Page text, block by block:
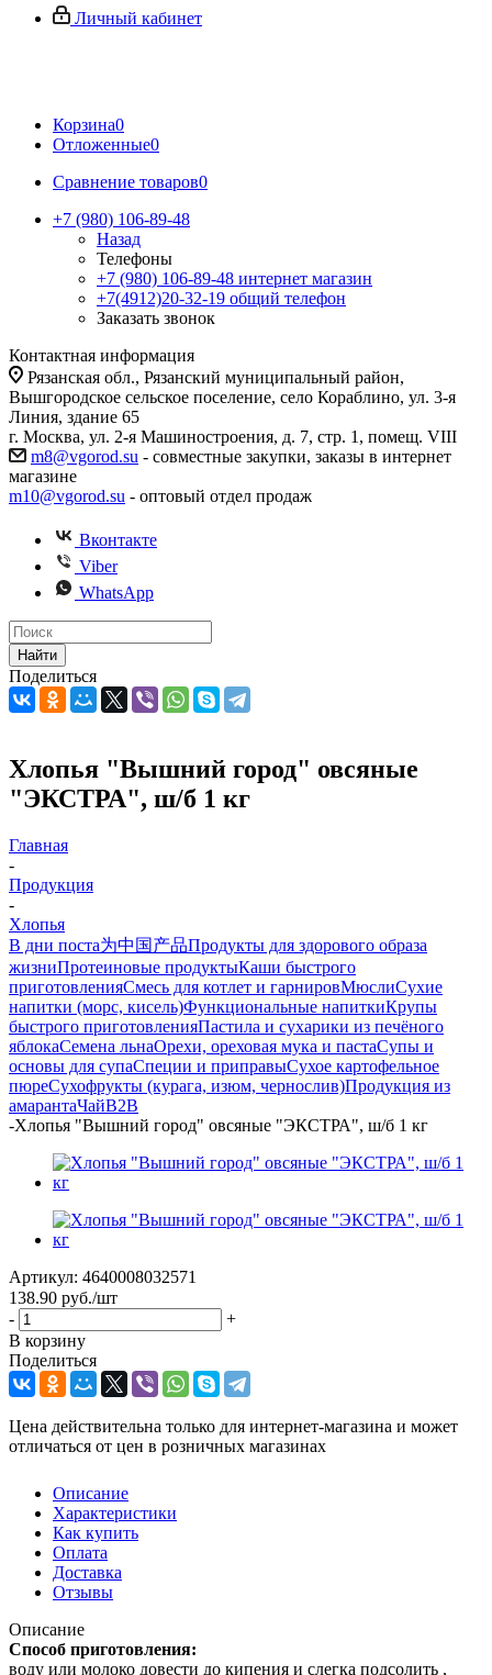
Личный кабинет
Корзина0
Отложенные0
Сравнение товаров0
+7 (980) 106-89-48
Назад
Телефоны
+7 (980) 106-89-48 интернет магазин
+7(4912)20-32-19 общий телефон
Заказать звонок
Контактная информация
Рязанская обл., Рязанский муниципальный район,
Вышгородское сельское поселение, село Кораблино, ул. 3-я
Линия, здание 65
г. Москва, ул. 2-я Машиностроения, д. 7, стр. 1, помещ. VIII
m8@vgorod.su - совместные закупки, заказы в интернет
магазине
m10@vgorod.su - оптовый отдел продаж
Вконтакте
Viber
WhatsApp
Найти
Поделиться
Хлопья "Вышний город" овсяные
"ЭКСТРА", ш/б 1 кг
Главная
-
Продукция
-
Хлопья
В дни поста为中国产品Продукты для здорового образа
жизниПротеиновые продуктыКаши быстрого
приготовленияСмесь для котлет и гарнировМюслиСухие
напитки (морс, кисель)Функциональные напиткиКрупы
быстрого приготовленияПастила и сухарики из печёного
яблокаСемена льнаОрехи, ореховая мука и пастаСупы и
основы для супаСпеции и приправыСухое картофельное
пюреСухофрукты (курага, изюм, чернослив)Продукция из
амарантаЧайB2B
-Хлопья "Вышний город" овсяные "ЭКСТРА", ш/б 1 кг
Артикул: 4640008032571
138.90 руб./шт
-
+
В корзину
Поделиться
Цена действительна только для интернет-магазина и может
отличаться от цен в розничных магазинах
Описание
Характеристики
Как купить
Оплата
Доставка
Отзывы
Описание
Способ приготовления:
воду или молоко довести до кипения и слегка подсолить ,